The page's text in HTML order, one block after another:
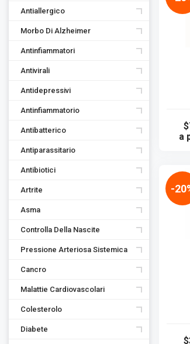
Antiallergico
Morbo Di Alzheimer
Antinfiammatori
Antivirali
Antidepressivi
Antinfiammatorio
Antibatterico
Antiparassitario
Antibiotici
Artrite
Asma
Controlla Della Nascite
Pressione Arteriosa Sistemica
Сancro
Malattie Cardiovascolari
Colesterolo
Diabete
a
-